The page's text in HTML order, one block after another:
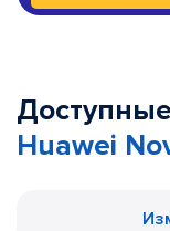
Huawei